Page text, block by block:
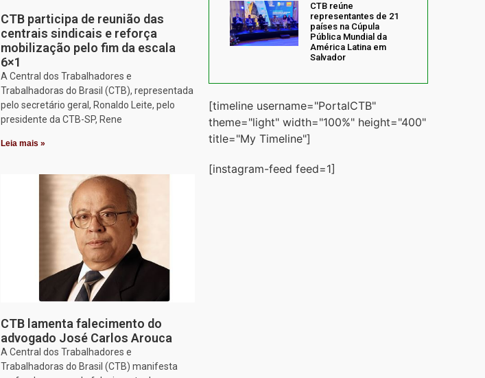
CTB participa de reunião das
centrais sindicais e reforça
mobilização pelo fim da escala
6×1
A Central dos Trabalhadores e
Trabalhadoras do Brasil (CTB), representada
pelo secretário geral, Ronaldo Leite, pelo
presidente da CTB-SP, Rene
Leia mais »
CTB lamenta falecimento do
advogado José Carlos Arouca
A Central dos Trabalhadores e
Trabalhadoras do Brasil (CTB) manifesta
CTB reúne
representantes de 21
países na Cúpula
Pública Mundial da
América Latina em
Salvador
[timeline username="PortalCTB"
theme="light" width="100%" height="400"
title="My Timeline"]
[instagram-feed feed=1]